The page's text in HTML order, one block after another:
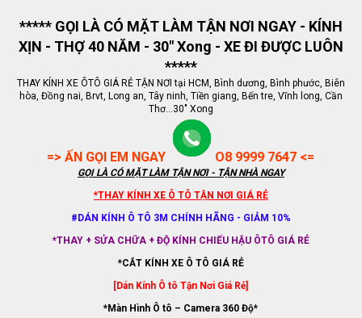
***** GỌI LÀ CÓ MẶT LÀM TẬN NƠI NGAY - KÍNH
XỊN - THỢ 40 NĂM - 30" Xong - XE ĐI ĐƯỢC LUÔN
*****
THAY KÍNH XE ÔTÔ GIÁ RẺ TẬN NƠI tại HCM, Bình dương, Bình phước, Biên
hòa, Đồng nai, Brvt, Long an, Tây ninh, Tiền giang, Bến tre, Vĩnh long, Cần
Thơ...30" Xong
=> ẤN GỌI EM NGAY O8 9999 7647 <=
GỌI LÀ CÓ MẶT LÀM TẬN NƠI - TẬN NHÀ NGAY
*THAY KÍNH XE Ô TÔ TẬN NƠI GIÁ RẺ
#DÁN KÍNH Ô TÔ 3M CHÍNH HÃNG - GIẢM 10%
*THAY + SỬA CHỮA + ĐỘ KÍNH CHIẾU HẬU ÔTÔ GIÁ RẺ
*CẮT KÍNH XE Ô TÔ GIÁ RẺ
[Dán Kính Ô tô Tận Nơi Giá Rẻ]
*Màn Hình Ô tô – Camera 360 Độ*